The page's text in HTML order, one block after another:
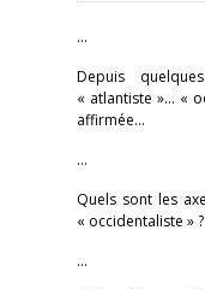
…
Depuis
« atlantiste »… «
affirmée…
…
Quels sont les
« occidentaliste » ?
…